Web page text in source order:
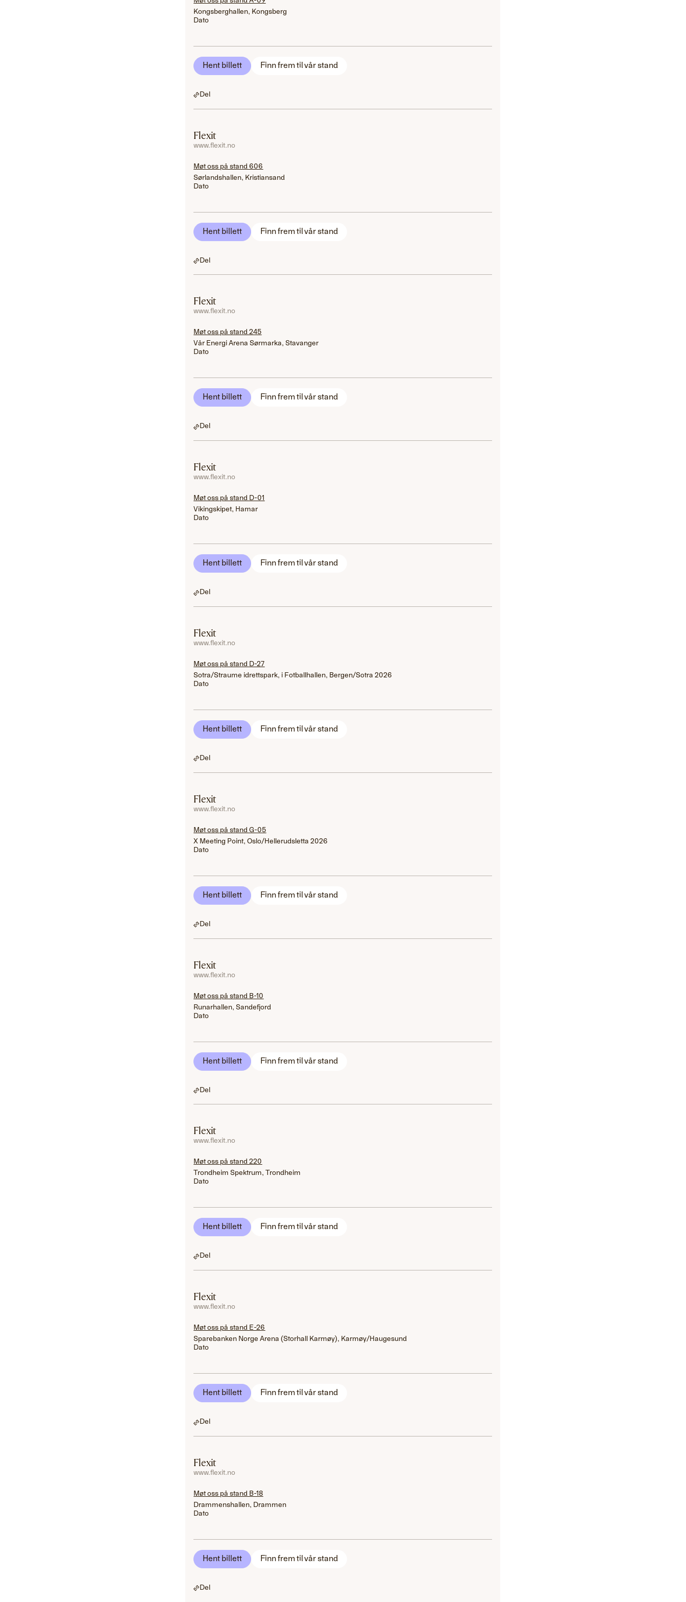
Kongsberghallen, Kongsberg
Dato
Hent billett Finn frem til vår stand
Del
Flexit
www.flexit.no
Møt oss på stand 606
Sørlandshallen, Kristiansand
Dato
Hent billett Finn frem til vår stand
Del
Flexit
www.flexit.no
Møt oss på stand 245
Vår Energi Arena Sørmarka, Stavanger
Dato
Hent billett Finn frem til vår stand
Del
Flexit
www.flexit.no
Møt oss på stand D-01
Vikingskipet, Hamar
Dato
Hent billett Finn frem til vår stand
Del
Flexit
www.flexit.no
Møt oss på stand D-27
Sotra/Straume idrettspark, i Fotballhallen, Bergen/Sotra 2026
Dato
Hent billett Finn frem til vår stand
Del
Flexit
www.flexit.no
Møt oss på stand G-05
X Meeting Point, Oslo/Hellerudsletta 2026
Dato
Hent billett Finn frem til vår stand
Del
Flexit
www.flexit.no
Møt oss på stand B-10
Runarhallen, Sandefjord
Dato
Hent billett Finn frem til vår stand
Del
Flexit
www.flexit.no
Møt oss på stand 220
Trondheim Spektrum, Trondheim
Dato
Hent billett Finn frem til vår stand
Del
Flexit
www.flexit.no
Møt oss på stand E-26
Sparebanken Norge Arena (Storhall Karmøy), Karmøy/Haugesund
Dato
Hent billett Finn frem til vår stand
Del
Flexit
www.flexit.no
Møt oss på stand B-18
Drammenshallen, Drammen
Dato
Hent billett Finn frem til vår stand
Del